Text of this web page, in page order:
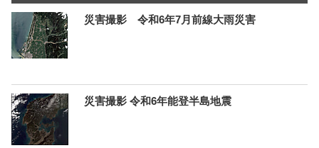
災害撮影 令和6年7月前線大雨災害
災害撮影 令和6年能登半島地震